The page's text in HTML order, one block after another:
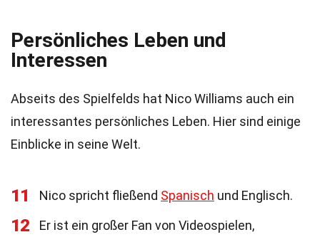
Persönliches Leben und
Interessen
Abseits des Spielfelds hat Nico Williams auch ein
interessantes persönliches Leben. Hier sind einige
Einblicke in seine Welt.
11 Nico spricht fließend Spanisch und Englisch.
12
Er ist ein großer Fan von Videospielen,